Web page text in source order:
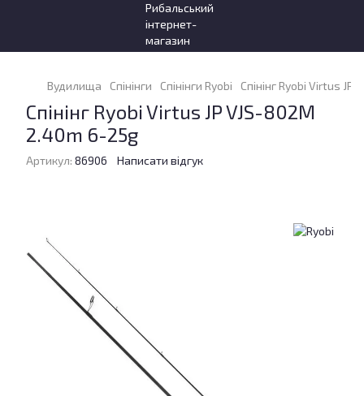
Вудилища Спінінги Спінінги Ryobi Спінінг Ryobi Virtus JP
Спінінг Ryobi Virtus JP VJS-802M
2.40m 6-25g
Артикул: 86906 Написати відгук